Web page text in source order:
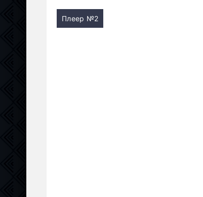
Плеер №2